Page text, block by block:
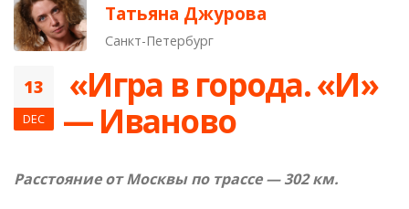
Татьяна Джурова
Санкт-Петербург
13
DEC
​ «Игра в города. «И»
— Иваново
Расстояние от Москвы по трассе — 302 км.